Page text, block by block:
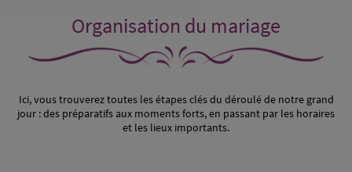
Organisation du mariage
Ici, vous trouverez toutes les étapes clés du déroulé de notre grand
jour : des préparatifs aux moments forts, en passant par les horaires
et les lieux importants.